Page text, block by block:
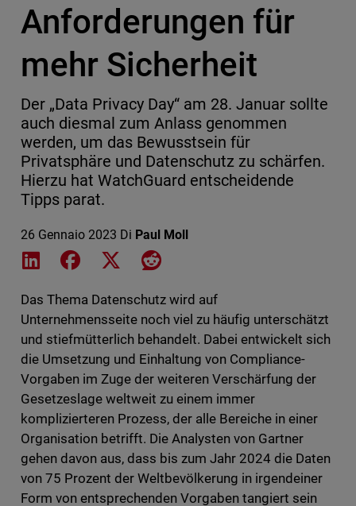
Anforderungen für
mehr Sicherheit
Der „Data Privacy Day“ am 28. Januar sollte
auch diesmal zum Anlass genommen
werden, um das Bewusstsein für
Privatsphäre und Datenschutz zu schärfen.
Hierzu hat WatchGuard entscheidende
Tipps parat.
26 Gennaio 2023 Di Paul Moll
Share on LinkedIn
Share on Facebook
Share on XShare on Reddit
Das Thema Datenschutz wird auf
Unternehmensseite noch viel zu häufig unterschätzt
und stiefmütterlich behandelt. Dabei entwickelt sich
die Umsetzung und Einhaltung von Compliance-
Vorgaben im Zuge der weiteren Verschärfung der
Gesetzeslage weltweit zu einem immer
komplizierteren Prozess, der alle Bereiche in einer
Organisation betrifft. Die Analysten von Gartner
gehen davon aus, dass bis zum Jahr 2024 die Daten
von 75 Prozent der Weltbevölkerung in irgendeiner
Form von entsprechenden Vorgaben tangiert sein